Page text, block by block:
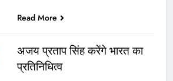
Read More
अजय प्रताप सिंह करेंगे भारत का
प्रतिनिधित्व